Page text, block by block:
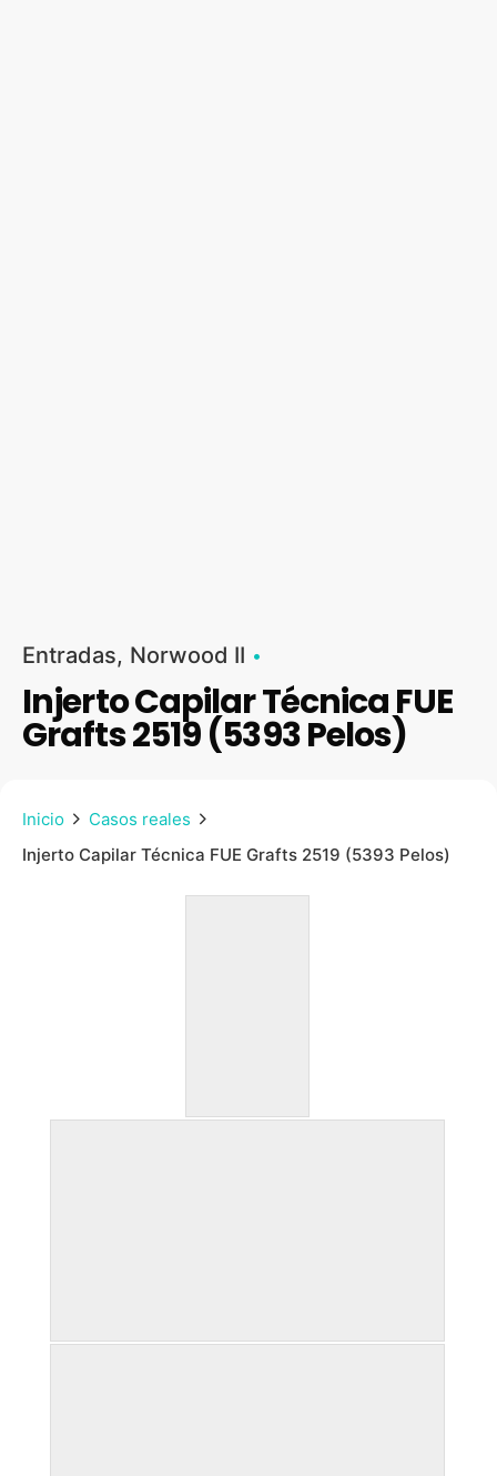
Entradas Norwood II
Injerto Capilar Técnica FUE
Grafts 2519 (5393 Pelos)
Inicio
Casos reales
Injerto Capilar Técnica FUE Grafts 2519 (5393 Pelos)